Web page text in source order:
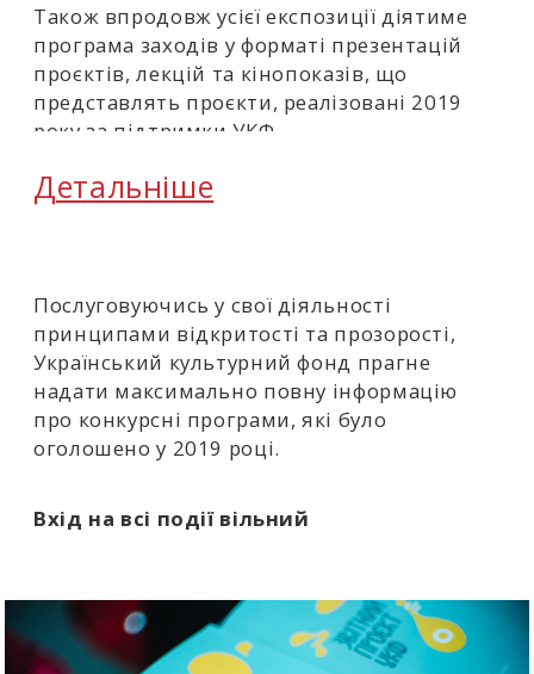
Також впродовж усієї експозиції діятиме
програма заходів у форматі презентацій
проєктів, лекцій та кінопоказів, що
представлять проєкти, реалізовані 2019
року за підтримки УКФ.
Детальніше
Послуговуючись у свої діяльності
принципами відкритості та прозорості,
Український культурний фонд прагне
надати максимально повну інформацію
про конкурсні програми, які було
оголошено у 2019 році.
Вхід на всі події вільний